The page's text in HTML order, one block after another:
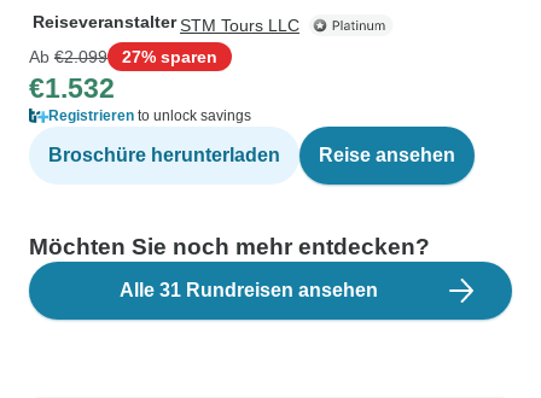
ReiseveranstalterSTM Tours LLC
Ab €2.099 27% sparen
€1.532
Registrieren to unlock savings
Broschüre herunterladen Reise ansehen
Möchten Sie noch mehr entdecken?
Alle 31 Rundreisen ansehen